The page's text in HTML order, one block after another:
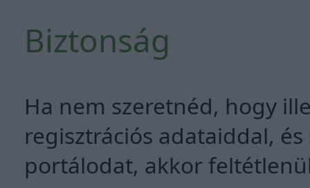
Biztonság
Ha nem szeretnéd, hogy
regisztrációs adataiddal,
portálodat, akkor